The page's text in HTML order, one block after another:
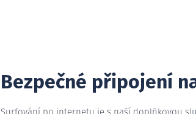
Bezpečné připojení